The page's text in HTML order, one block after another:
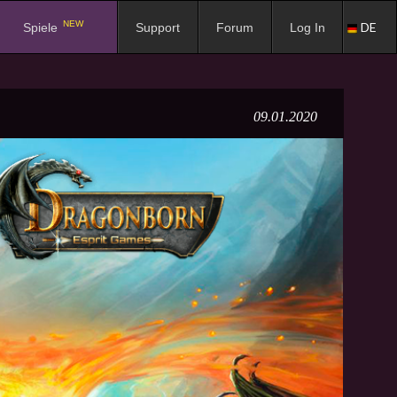
Spiele NEW Support Forum Log In DE
09.01.2020